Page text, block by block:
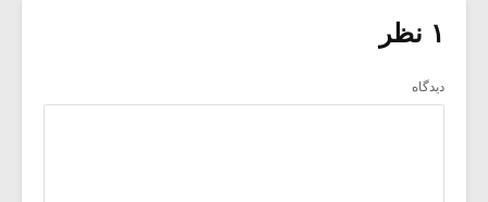
۱ نظر
دیدگاه